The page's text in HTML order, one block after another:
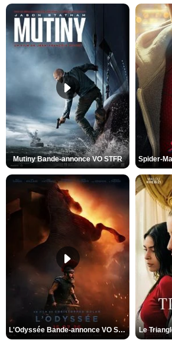
Mutiny Bande-annonce VO STFR
L'Odyssée Bande-annonce VO STFR Le